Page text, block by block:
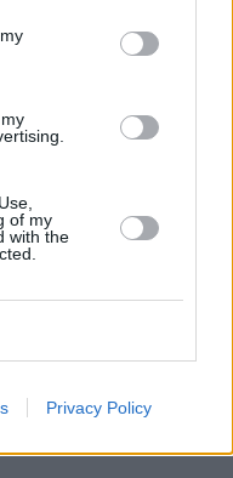
of my
with the
Privacy Policy
Το νέο
estate
αγοράζουν